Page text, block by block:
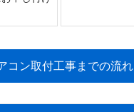
コン取付工事までの流れ